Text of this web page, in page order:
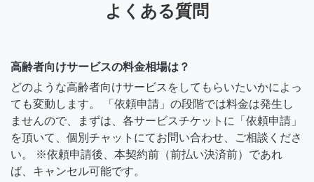
よくある質問
高齢者向けサービスの料金相場は？
どのような高齢者向けサービスをしてもらいたいかによっ
ても変動します。 「依頼申請」の段階では料金は発生し
ませんので、まずは、各サービスチケットに「依頼申請」
を頂いて、個別チャットにてお問い合わせ、ご相談くださ
い。 ※依頼申請後、本契約前（前払い決済前）であれ
ば、キャンセル可能です。